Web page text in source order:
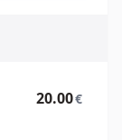
20.00€